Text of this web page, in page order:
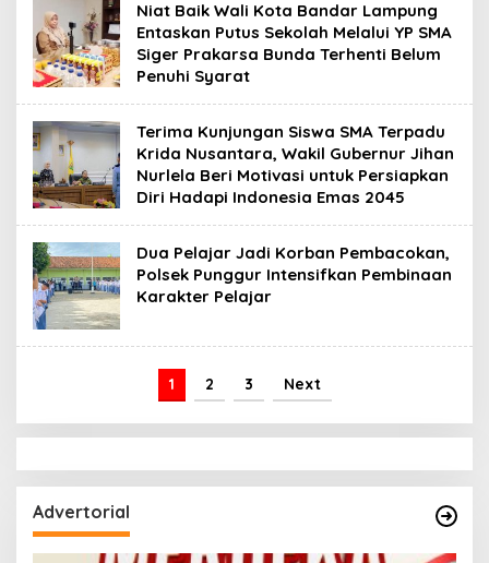
Niat Baik Wali Kota Bandar Lampung
Entaskan Putus Sekolah Melalui YP SMA
Siger Prakarsa Bunda Terhenti Belum
Penuhi Syarat
Terima Kunjungan Siswa SMA Terpadu
Krida Nusantara, Wakil Gubernur Jihan
Nurlela Beri Motivasi untuk Persiapkan
Diri Hadapi Indonesia Emas 2045
Dua Pelajar Jadi Korban Pembacokan,
Polsek Punggur Intensifkan Pembinaan
Karakter Pelajar
1 2 3 Next
Advertorial